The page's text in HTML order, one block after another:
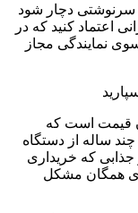
سرنوشتی دچار شود
اعتماد کنید که در
نمایندگی مجاز
قیمت است که
چند ساله از دستگاه
که خریداری
همگان مشکل